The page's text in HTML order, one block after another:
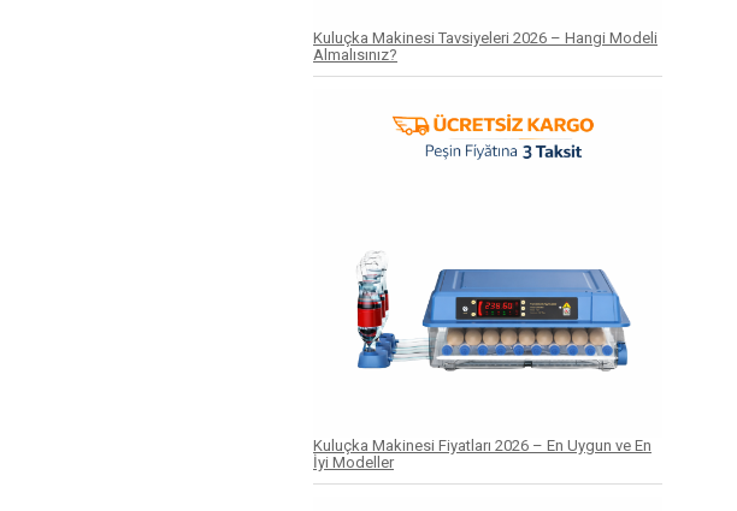
Kuluçka Makinesi Tavsiyeleri 2026 – Hangi Modeli
Almalısınız?
Kuluçka Makinesi Fiyatları 2026 – En Uygun ve En
İyi Modeller